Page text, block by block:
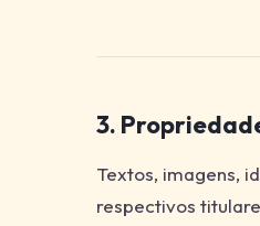
3.
Textos, imagens,
respectivos